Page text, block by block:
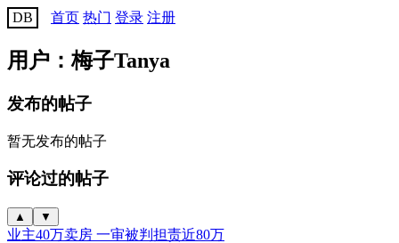
DB 首页 热门 登录 注册
用户：梅子Tanya
发布的帖子
暂无发布的帖子
评论过的帖子
▲ ▼
业主40万卖房 一审被判担责近80万